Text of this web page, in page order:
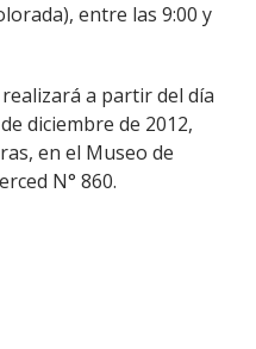
entre las 9:00 y
a partir del día
diciembre de 2012,
en el Museo de
N° 860.